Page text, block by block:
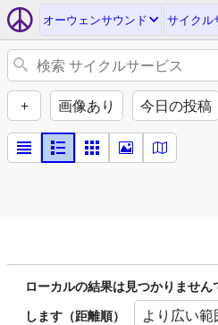
オーウェンサウンド サイクル
+ 画像あり 今日の投稿
ローカルの結果は見つかりませ
します（距離順）
より広い